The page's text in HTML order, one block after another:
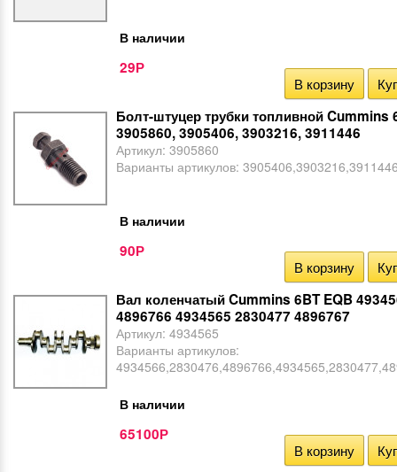
В наличии
29Р
В корзину
Болт-штуцер трубки топливной Cummins
3905860, 3905406, 3903216, 3911446
Артикул: 3905860
Варианты артикулов:
В наличии
90Р
В корзину
Вал коленчатый Cummins 6BT EQB
4896766 4934565 2830477 4896767
Артикул: 4934565
Варианты артикулов:
В наличии
65100Р
В корзину